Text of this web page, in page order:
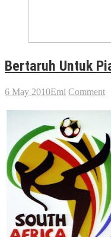
Bertaruh Untuk
6 May 2010Emi Comment